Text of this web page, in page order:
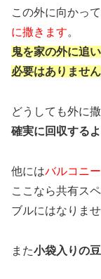
この外に向かっ
に撒きます。
鬼を家の外に追
必要はありません
どうしても外に
確実に回収する
他にはバルコニ
ここなら共有ス
ブルにはなりませ
また小袋入りの豆